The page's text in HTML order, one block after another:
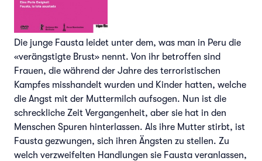
Die junge Fausta leidet unter dem, was man in Peru die
«verängstigte Brust» nennt. Von ihr betroffen sind
Frauen, die während der Jahre des terroristischen
Kampfes misshandelt wurden und Kinder hatten, welche
die Angst mit der Muttermilch aufsogen. Nun ist die
schreckliche Zeit Vergangenheit, aber sie hat in den
Menschen Spuren hinterlassen. Als ihre Mutter stirbt, ist
Fausta gezwungen, sich ihren Ängsten zu stellen. Zu
welch verzweifelten Handlungen sie Fausta veranlassen,